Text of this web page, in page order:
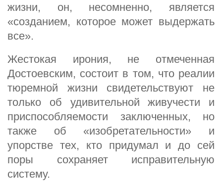
жизни, он, несомненно, является
«созданием, которое может выдержать
все».
Жестокая ирония, не отмеченная
Достоевским, состоит в том, что реалии
тюремной жизни свидетельствуют не
только об удивительной живучести и
приспособляемости заключенных, но
также об «изобретательности» и
упорстве тех, кто придумал и до сей
поры сохраняет исправительную
систему.